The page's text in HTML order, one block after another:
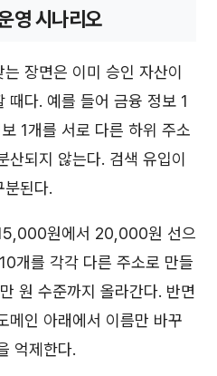
영 시나리오
장면은 이미 승인 자산이
때다. 예를 들어 금융 정보 1
1개를 서로 다른 하위 주소
되지 않는다. 검색 유입이
된다.
원에서 20,000원 선으
개를 각각 다른 주소로 만들
원 수준까지 올라간다. 반면
메인 아래에서 이름만 바꾸
억제한다.